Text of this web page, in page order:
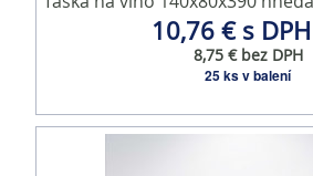
10,76 € s DPH
8,75 € bez DPH
25 ks v balení